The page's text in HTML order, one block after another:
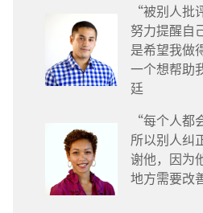
“被别人批
努力提醒自
是希望我做
一个想帮
廷
“每个人都
所以别人纠
谢他，因为
地方需要